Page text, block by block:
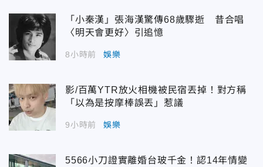
「小秦漢」張海漢驚傳68歲驟逝 昔合唱
〈明天會更好〉引追憶
8小時前 娛樂
影/百萬YTR放火相機被民宿丟掉！對方稱
「以為是按摩棒誤丟」惹議
9小時前 娛樂
5566小刀證實離婚台玻千金！認14年情變